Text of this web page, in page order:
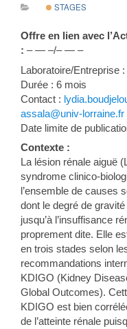
STAGES
Offre en lien avec
: – — –/– — –
Laboratoire/Entreprise
Durée : 6 mois
Contact :
assala@univ-lorraine.fr
Date limite de
Contexte :
La lésion rénale aiguë
syndrome clinico-
l’ensemble de causes
dont le degré de
jusqu’à l’insuffisance
proprement dite. Elle
en trois stades selon
recommandations
KDIGO (Kidney
Global Outcomes).
KDIGO est bien
de l’atteinte rénale